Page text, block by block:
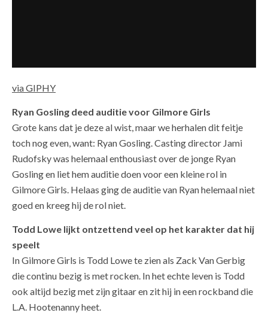
via GIPHY
Ryan Gosling deed auditie voor Gilmore Girls
Grote kans dat je deze al wist, maar we herhalen dit feitje
toch nog even, want: Ryan Gosling. Casting director Jami
Rudofsky was helemaal enthousiast over de jonge Ryan
Gosling en liet hem auditie doen voor een kleine rol in
Gilmore Girls. Helaas ging de auditie van Ryan helemaal niet
goed en kreeg hij de rol niet.
Todd Lowe lijkt ontzettend veel op het karakter dat hij
speelt
In Gilmore Girls is Todd Lowe te zien als Zack Van Gerbig
die continu bezig is met rocken. In het echte leven is Todd
ook altijd bezig met zijn gitaar en zit hij in een rockband die
L.A. Hootenanny heet.